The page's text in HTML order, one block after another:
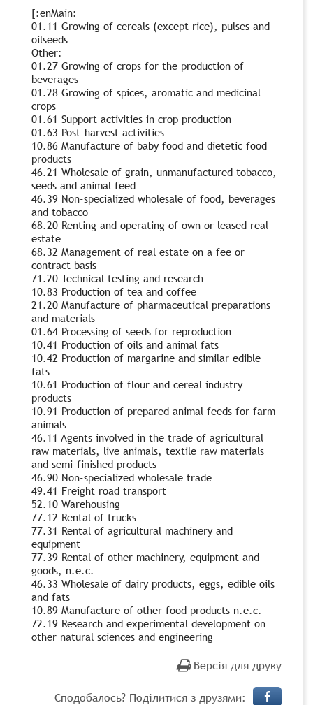
[:enMain:
01.11 Growing of cereals (except rice), pulses and
oilseeds
Other:
01.27 Growing of crops for the production of
beverages
01.28 Growing of spices, aromatic and medicinal
crops
01.61 Support activities in crop production
01.63 Post-harvest activities
10.86 Manufacture of baby food and dietetic food
products
46.21 Wholesale of grain, unmanufactured tobacco,
seeds and animal feed
46.39 Non-specialized wholesale of food, beverages
and tobacco
68.20 Renting and operating of own or leased real
estate
68.32 Management of real estate on a fee or
contract basis
71.20 Technical testing and research
10.83 Production of tea and coffee
21.20 Manufacture of pharmaceutical preparations
and materials
01.64 Processing of seeds for reproduction
10.41 Production of oils and animal fats
10.42 Production of margarine and similar edible
fats
10.61 Production of flour and cereal industry
products
10.91 Production of prepared animal feeds for farm
animals
46.11 Agents involved in the trade of agricultural
raw materials, live animals, textile raw materials
and semi-finished products
46.90 Non-specialized wholesale trade
49.41 Freight road transport
52.10 Warehousing
77.12 Rental of trucks
77.31 Rental of agricultural machinery and
equipment
77.39 Rental of other machinery, equipment and
goods, n.e.c.
46.33 Wholesale of dairy products, eggs, edible oils
and fats
10.89 Manufacture of other food products n.e.c.
72.19 Research and experimental development on
other natural sciences and engineering
Версія для друку
Сподобалось? Поділитися з друзями: